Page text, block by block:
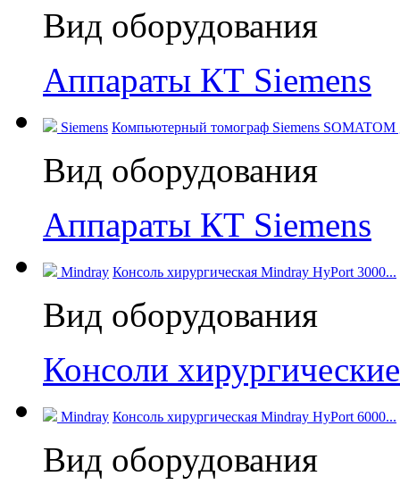
Вид оборудования
Аппараты КТ Siemens
Siemens Компьютерный томограф Siemens SOMATOM
Вид оборудования
Аппараты КТ Siemens
Mindray Консоль хирургическая Mindray HyPort 3000...
Вид оборудования
Консоли хирургические
Mindray Консоль хирургическая Mindray HyPort 6000...
Вид оборудования